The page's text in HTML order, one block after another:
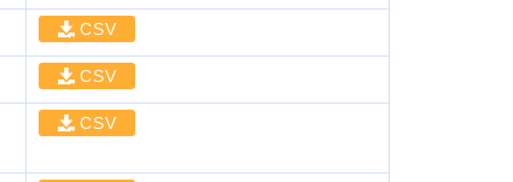
CSV
CSV
CSV